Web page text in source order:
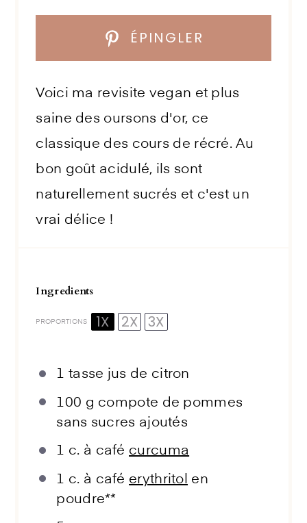
ÉPINGLER
Voici ma revisite vegan et plus
saine des oursons d'or, ce
classique des cours de récré. Au
bon goût acidulé, ils sont
naturellement sucrés et c'est un
vrai délice !
Ingredients
PROPORTIONS 1X 2X 3X
1 tasse jus de citron
100 g compote de pommes
sans sucres ajoutés
1 c. à café curcuma
1 c. à café erythritol en
poudre**